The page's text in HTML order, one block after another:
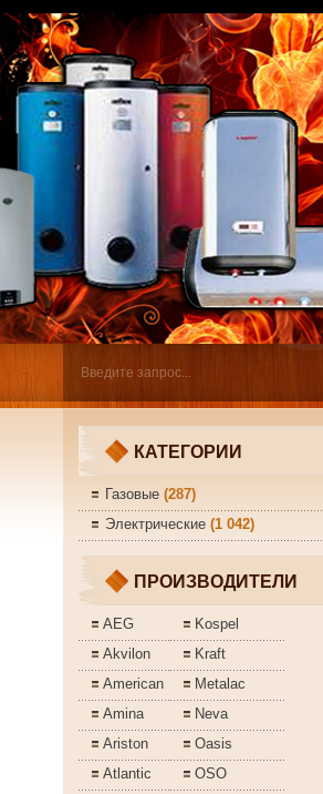
КАТЕГОРИИ
Газовые(287)
Электрические(1 042)
ПРОИЗВОДИТЕЛИ
AEG
Akvilon
American
Amina
Ariston
Atlantic
Kospel
Kraft
Metalac
Neva
Oasis
OSO